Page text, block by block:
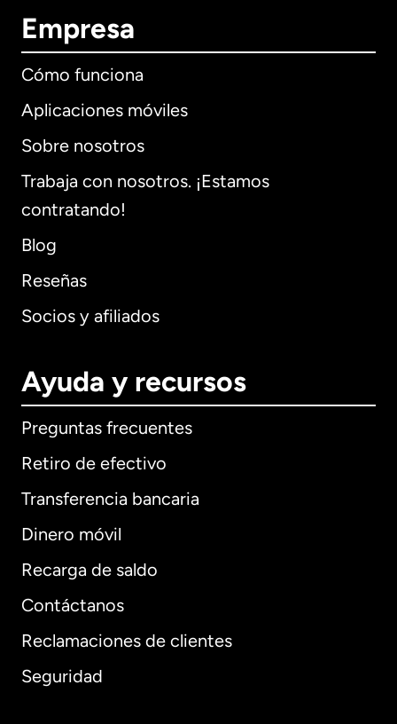
Empresa
Cómo funciona
Aplicaciones móviles
Sobre nosotros
Trabaja con nosotros. ¡Estamos
contratando!
Blog
Reseñas
Socios y afiliados
Ayuda y recursos
Preguntas frecuentes
Retiro de efectivo
Transferencia bancaria
Dinero móvil
Recarga de saldo
Contáctanos
Reclamaciones de clientes
Seguridad